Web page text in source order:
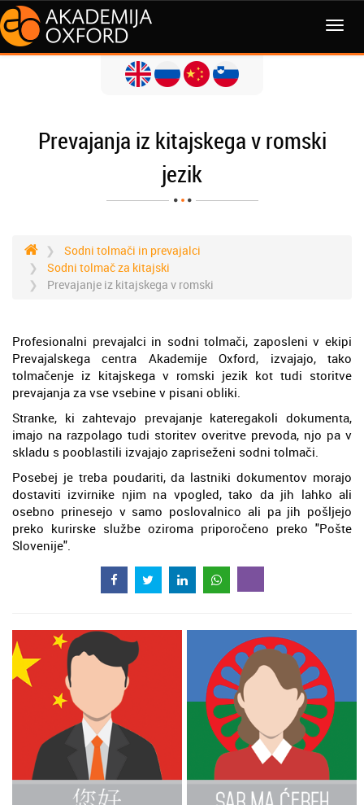
MENI
Prevajanja iz kitajskega v romski
jezik
Sodni tolmači in prevajalci
Sodni tolmač za kitajski
Prevajanje iz kitajskega v romski
Profesionalni prevajalci in sodni tolmači, zaposleni v ekipi
Prevajalskega centra Akademije Oxford, izvajajo, tako
tolmačenje iz kitajskega v romski jezik kot tudi storitve
prevajanja za vse vsebine v pisani obliki.
Stranke, ki zahtevajo prevajanje kateregakoli dokumenta,
imajo na razpolago tudi storitev overitve prevoda, njo pa v
skladu s pooblastili izvajajo zapriseženi sodni tolmači.
Posebej je treba poudariti, da lastniki dokumentov morajo
dostaviti izvirnike njim na vpogled, tako da jih lahko ali
osebno prinesejo v samo poslovalnico ali pa jih pošljejo
preko kurirske službe oziroma priporočeno preko "Pošte
Slovenije".